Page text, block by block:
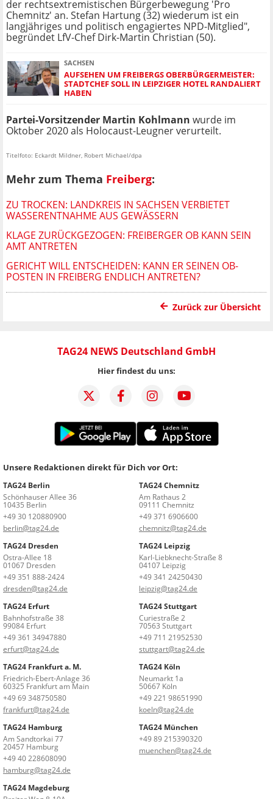
der rechtsextremistischen Bürgerbewegung 'Pro
Chemnitz' an. Stefan Hartung (32) wiederum ist ein
langjähriges und politisch engagiertes NPD-Mitglied",
begründet LfV-Chef Dirk-Martin Christian (50).
SACHSEN
AUFSEHEN UM FREIBERGS OBERBÜRGERMEISTER:
STADTCHEF SOLL IN LEIPZIGER HOTEL RANDALIERT
HABEN
Partei-Vorsitzender Martin Kohlmann wurde im
Oktober 2020 als Holocaust-Leugner verurteilt.
Titelfoto: Eckardt Mildner, Robert Michael/dpa
Mehr zum Thema Freiberg:
ZU TROCKEN: LANDKREIS IN SACHSEN VERBIETET
WASSERENTNAHME AUS GEWÄSSERN
KLAGE ZURÜCKGEZOGEN: FREIBERGER OB KANN SEIN
AMT ANTRETEN
GERICHT WILL ENTSCHEIDEN: KANN ER SEINEN OB-
POSTEN IN FREIBERG ENDLICH ANTRETEN?
Zurück zur Übersicht
TAG24 NEWS Deutschland GmbH
Hier findest du uns:
Unsere Redaktionen direkt für Dich vor Ort:
TAG24 Berlin
Schönhauser Allee 36
10435 Berlin
+49 30 120880900
berlin@tag24.de
TAG24 Chemnitz
Am Rathaus 2
09111 Chemnitz
+49 371 6906600
chemnitz@tag24.de
TAG24 Dresden
Ostra-Allee 18
01067 Dresden
+49 351 888-2424
dresden@tag24.de
TAG24 Leipzig
Karl-Liebknecht-Straße 8
04107 Leipzig
+49 341 24250430
leipzig@tag24.de
TAG24 Erfurt
Bahnhofstraße 38
99084 Erfurt
+49 361 34947880
erfurt@tag24.de
TAG24 Stuttgart
Curiestraße 2
70563 Stuttgart
+49 711 21952530
stuttgart@tag24.de
TAG24 Frankfurt a. M.
Friedrich-Ebert-Anlage 36
60325 Frankfurt am Main
+49 69 348750580
frankfurt@tag24.de
TAG24 Köln
Neumarkt 1a
50667 Köln
+49 221 98651990
koeln@tag24.de
TAG24 Hamburg
Am Sandtorkai 77
20457 Hamburg
+49 40 228608090
hamburg@tag24.de
TAG24 München
+49 89 215390320
muenchen@tag24.de
TAG24 Magdeburg